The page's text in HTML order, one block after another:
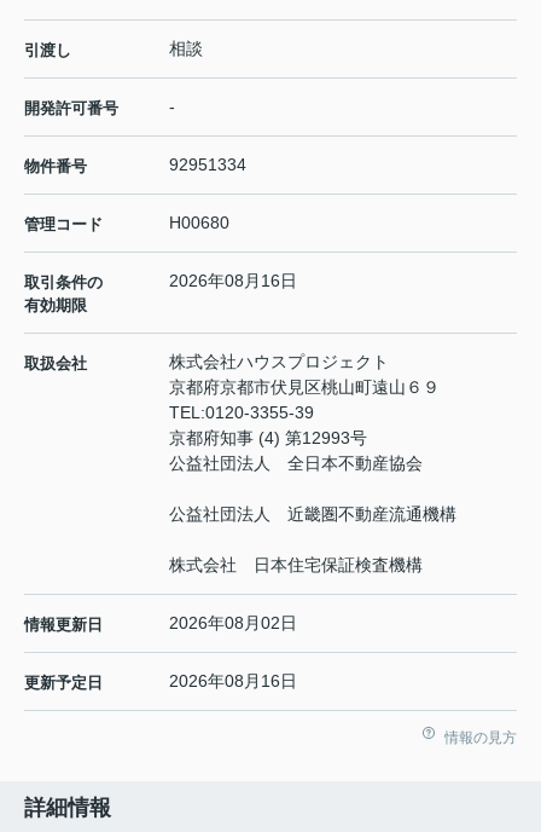
引渡し 相談
開発許可番号 -
物件番号 92951334
管理コード H00680
取引条件の
有効期限
2026年08月16日
取扱会社
株式会社ハウスプロジェクト
京都府京都市伏見区桃山町遠山６９
TEL:0120-3355-39
京都府知事 (4) 第12993号
公益社団法人 全日本不動産協会
公益社団法人 近畿圏不動産流通機構
株式会社 日本住宅保証検査機構
情報更新日 2026年08月02日
更新予定日 2026年08月16日
情報の見方
詳細情報